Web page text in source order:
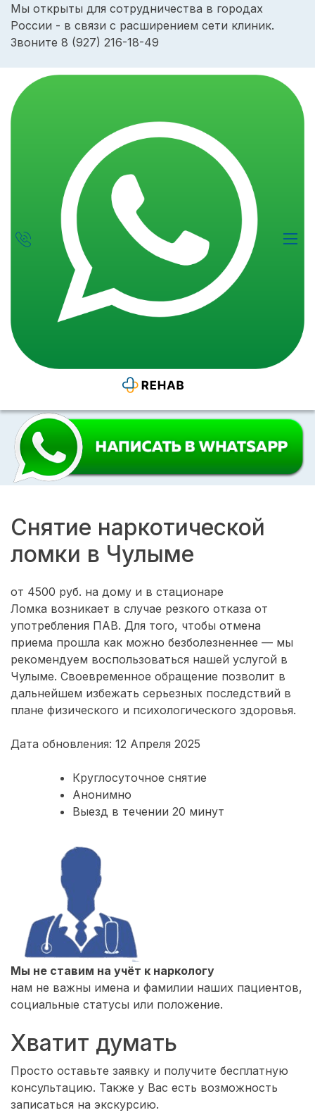
Мы открыты для сотрудничества в городах
России - в связи с расширением сети клиник.
Звоните 8 (927) 216-18-49
Снятие наркотической
ломки в Чулыме
от 4500 руб. на дому и в стационаре
Ломка возникает в случае резкого отказа от
употребления ПАВ. Для того, чтобы отмена
приема прошла как можно безболезненнее — мы
рекомендуем воспользоваться нашей услугой в
Чулыме. Своевременное обращение позволит в
дальнейшем избежать серьезных последствий в
плане физического и психологического здоровья.
Дата обновления: 12 Апреля 2025
Круглосуточное снятие
Анонимно
Выезд в течении 20 минут
Мы не ставим на учёт к наркологу
нам не важны имена и фамилии наших пациентов,
социальные статусы или положение.
Хватит думать
Просто оставьте заявку и получите бесплатную
консультацию. Также у Вас есть возможность
записаться на экскурсию.